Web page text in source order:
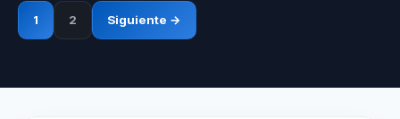
1 2 Siguiente →